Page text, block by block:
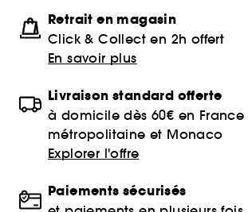
Retrait en magasin
Click & Collect en 2h offert
En savoir plus
Livraison standard offerte
à domicile dès 60€ en France
métropolitaine et Monaco
Explorer l'offre
Paiements sécurisés